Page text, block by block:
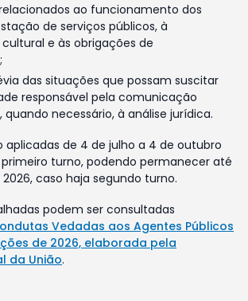
ao funcionamento dos
de serviços públicos, à
e às obrigações de
das situações que possam suscitar
responsável pela comunicação
necessário, à análise jurídica.
aplicadas de 4 de julho a 4 de outubro
turno, podendo permanecer até
caso haja segundo turno.
podem ser consultadas
Vedadas aos Agentes Públicos
de 2026, elaborada pela
da União.